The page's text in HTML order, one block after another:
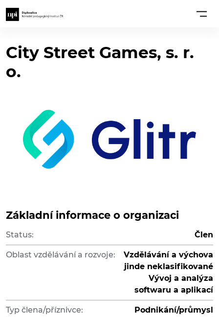
City Street Games, s. r.
o.
Základní informace o organizaci
Status: Člen
Oblast vzdělávání a rozvoje:
Vzdělávání a výchova
jinde neklasifikované
Vývoj a analýza
softwaru a aplikací
Typ člena/příznivce: Podnikání/průmysl